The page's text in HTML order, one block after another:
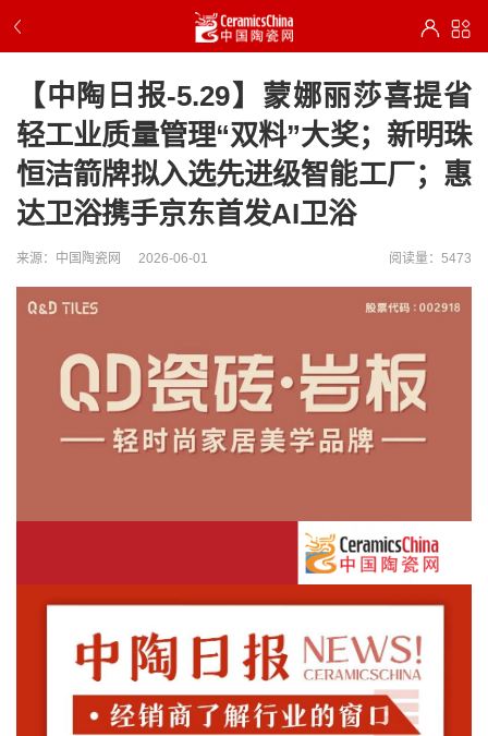
【中陶日报-5.29】蒙娜丽莎喜提省
轻工业质量管理“双料”大奖；新明珠
恒洁箭牌拟入选先进级智能工厂；惠
达卫浴携手京东首发AI卫浴
来源：中国陶瓷网 2026-06-01 阅读量：5473